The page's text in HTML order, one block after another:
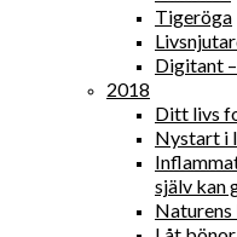
Tigeröga
Digitant
2018
Ditt livs
Nystart i
själv kan